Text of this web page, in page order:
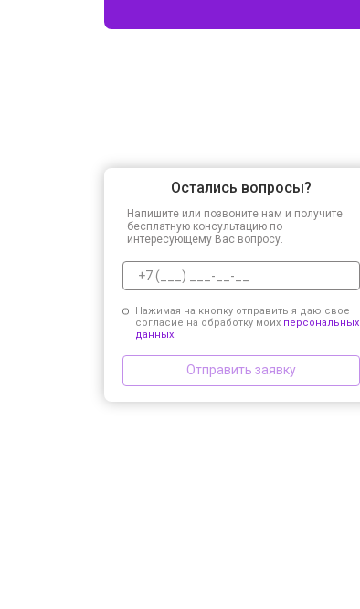
Остались вопросы?
Напишите или позвоните нам и получите
бесплатную консультацию по
интересующему Вас вопросу.
Нажимая на кнопку отправить я даю свое
согласие на обработку моих персональных
данных.
Отправить заявку